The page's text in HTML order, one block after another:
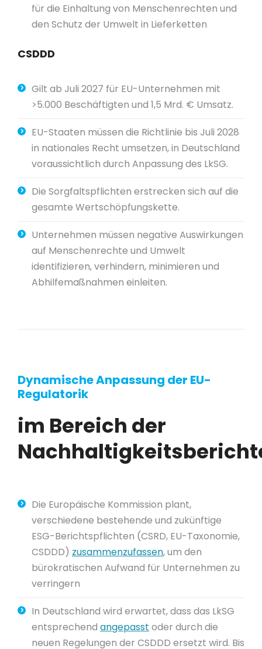
für die Einhaltung von Menschenrechten und
den Schutz der Umwelt in Lieferketten
CSDDD
Gilt ab Juli 2027 für EU-Unternehmen mit
>5.000 Beschäftigten und 1,5 Mrd. € Umsatz.
EU-Staaten müssen die Richtlinie bis Juli 2028
in nationales Recht umsetzen, in Deutschland
voraussichtlich durch Anpassung des LkSG.
Die Sorgfaltspflichten erstrecken sich auf die
gesamte Wertschöpfungskette.
Unternehmen müssen negative Auswirkungen
auf Menschenrechte und Umwelt
identifizieren, verhindern, minimieren und
Abhilfemaßnahmen einleiten.
Dynamische Anpassung der EU-
Regulatorik
im Bereich der
Die Europäische Kommission plant,
verschiedene bestehende und zukünftige
ESG-Berichtspflichten (CSRD, EU-Taxonomie,
CSDDD) zusammenzufassen, um den
bürokratischen Aufwand für Unternehmen zu
verringern
In Deutschland wird erwartet, dass das LkSG
entsprechend angepasst oder durch die
neuen Regelungen der CSDDD ersetzt wird. Bis